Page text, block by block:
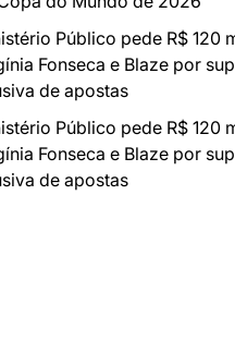
Público pede R$ 120
Fonseca e Blaze por
de apostas
Público pede R$ 120
Fonseca e Blaze por
de apostas